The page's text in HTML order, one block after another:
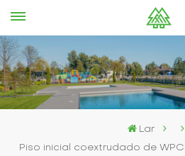
Lar
Piso inicial coextrudado de